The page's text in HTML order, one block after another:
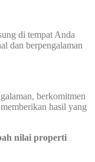
di tempat Anda
dan berpengalaman
berkomitmen
hasil yang
nilai properti